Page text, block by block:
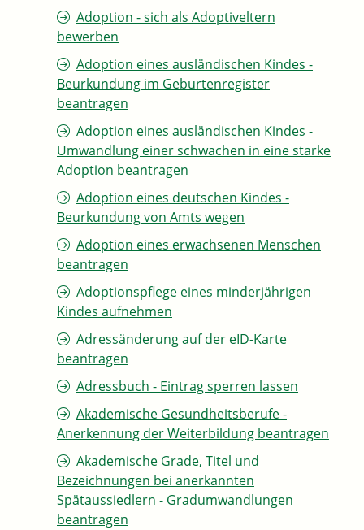
Adoption - sich als Adoptiveltern
bewerben
Adoption eines ausländischen Kindes -
Beurkundung im Geburtenregister
beantragen
Adoption eines ausländischen Kindes -
Umwandlung einer schwachen in eine starke
Adoption beantragen
Adoption eines deutschen Kindes -
Beurkundung von Amts wegen
Adoption eines erwachsenen Menschen
beantragen
Adoptionspflege eines minderjährigen
Kindes aufnehmen
Adressänderung auf der eID-Karte
beantragen
Adressbuch - Eintrag sperren lassen
Akademische Gesundheitsberufe -
Anerkennung der Weiterbildung beantragen
Akademische Grade, Titel und
Bezeichnungen bei anerkannten
Spätaussiedlern - Gradumwandlungen
beantragen